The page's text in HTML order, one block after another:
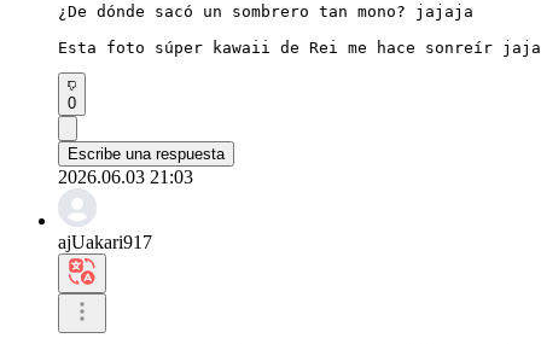
¿De dónde sacó un sombrero tan mono? jajaja
Esta foto súper kawaii de Rei me hace sonreír
0
Escribe una respuesta
2026.06.03 21:03
ajUakari917